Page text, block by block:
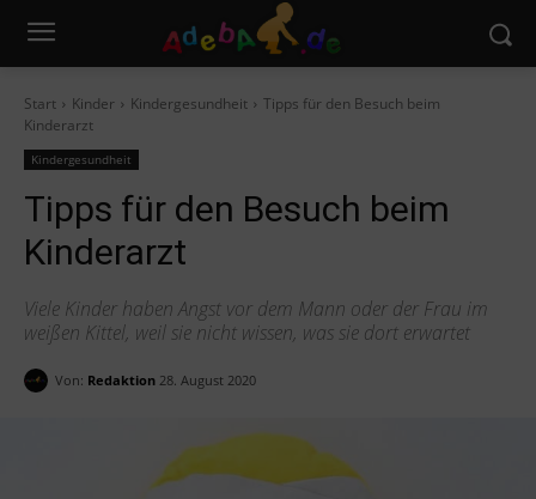
Start Kinder Kindergesundheit
Tipps für den Besuch beim
Kinderarzt
Kindergesundheit
Tipps für den Besuch beim
Kinderarzt
Viele Kinder haben Angst vor dem Mann oder der Frau im
weißen Kittel, weil sie nicht wissen, was sie dort erwartet
Von: Redaktion 28. August 2020